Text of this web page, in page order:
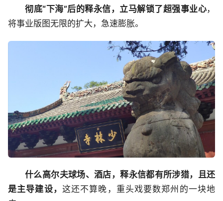
彻底“下海”后的释永信，立马解锁了超强事业心，
将事业版图无限的扩大，急速膨胀。
什么高尔夫球场、酒店，释永信都有所涉猎，且还
是主导建设， 这还不算晚，重头戏要数郑州的一块地